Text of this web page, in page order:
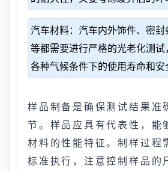
汽车材料：汽车内外饰件、密
等都需要进行严格的光老化测
各种气候条件下的使用寿命和安
样品制备是确保测试结果准
节。样品应具有代表性，能
材料的性能特征。制样过程
标准执行，注意控制样品的